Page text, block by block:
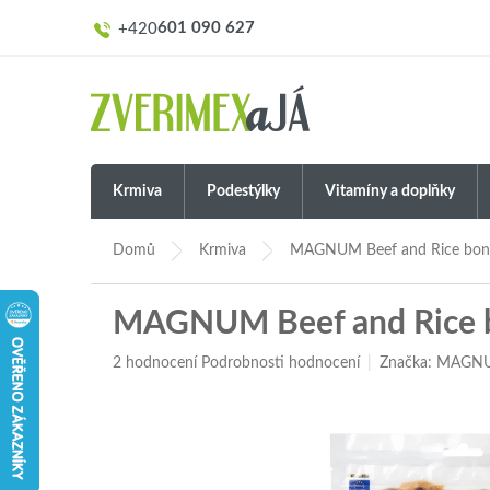
601 090 627
Krmiva Podestýlky Vitamíny a doplňky
Domů Krmiva MAGNUM Beef and Rice
MAGNUM Beef and Rice
Průměrné
2 hodnocení Podrobnosti hodnocení Značka: